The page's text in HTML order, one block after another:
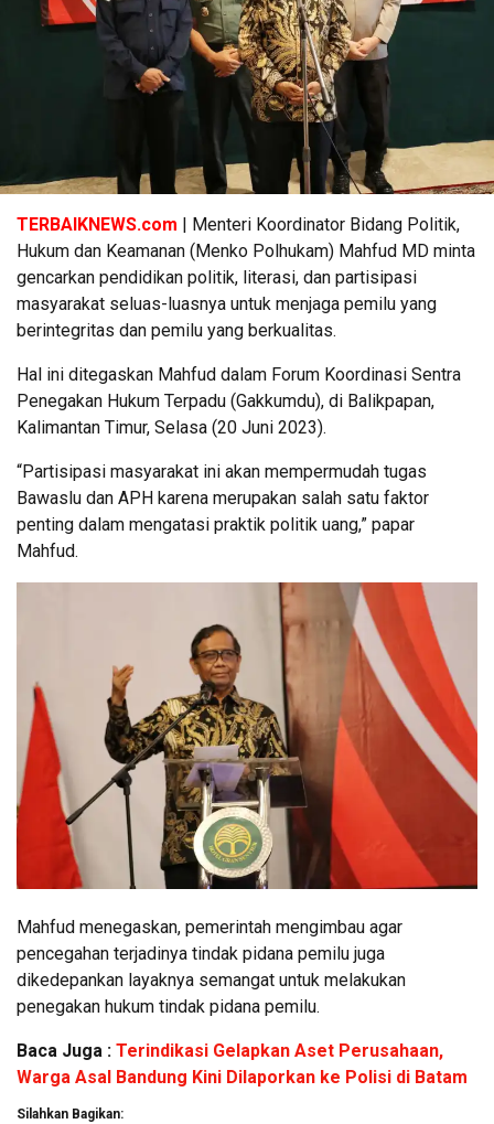
TERBAIKNEWS.com | Menteri Koordinator Bidang Politik,
Hukum dan Keamanan (Menko Polhukam) Mahfud MD minta
gencarkan pendidikan politik, literasi, dan partisipasi
masyarakat seluas-luasnya untuk menjaga pemilu yang
berintegritas dan pemilu yang berkualitas.
Hal ini ditegaskan Mahfud dalam Forum Koordinasi Sentra
Penegakan Hukum Terpadu (Gakkumdu), di Balikpapan,
Kalimantan Timur, Selasa (20 Juni 2023).
“Partisipasi masyarakat ini akan mempermudah tugas
Bawaslu dan APH karena merupakan salah satu faktor
penting dalam mengatasi praktik politik uang,” papar
Mahfud.
Mahfud menegaskan, pemerintah mengimbau agar
pencegahan terjadinya tindak pidana pemilu juga
dikedepankan layaknya semangat untuk melakukan
penegakan hukum tindak pidana pemilu.
Baca Juga : Terindikasi Gelapkan Aset Perusahaan,
Warga Asal Bandung Kini Dilaporkan ke Polisi di Batam
Silahkan Bagikan: